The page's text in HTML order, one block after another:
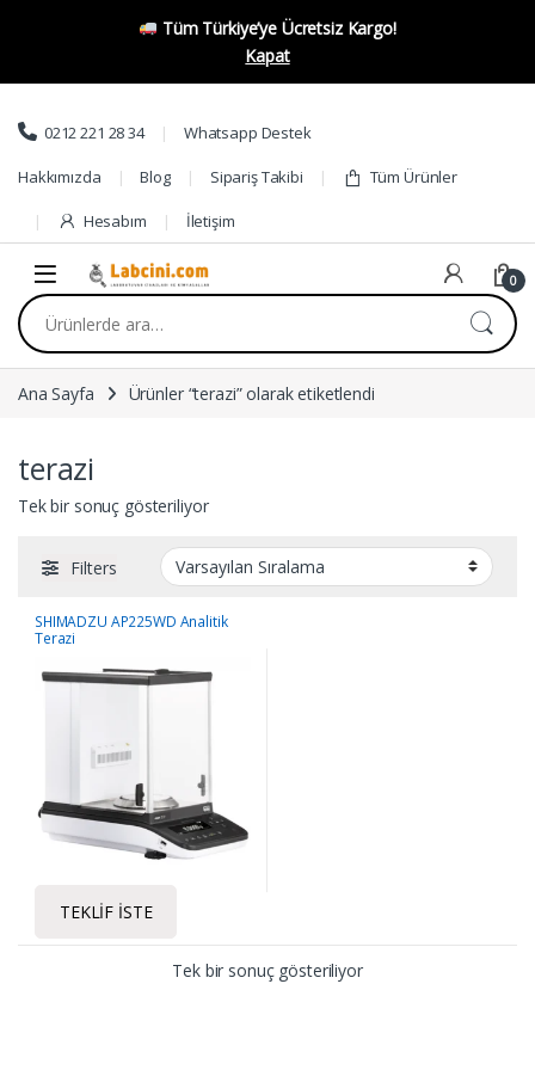
Tüm Türkiye’ye Ücretsiz Kargo!
Kapat
Skip to navigation
Skip to content
0212 221 28 34 Whatsapp Destek
Hakkımızda Blog Sipariş Takibi Tüm Ürünler
Hesabım İletişim
0
Ara:
Ana Sayfa Ürünler “terazi” olarak etiketlendi
terazi
Tek bir sonuç gösteriliyor
Filters
SHIMADZU AP225WD Analitik
Terazi
TEKLIF İSTE
Tek bir sonuç gösteriliyor